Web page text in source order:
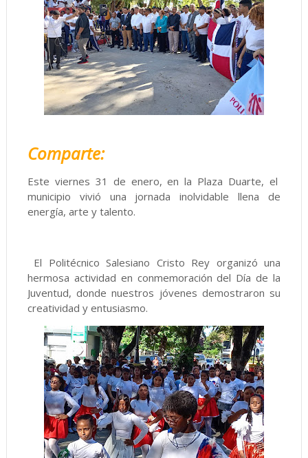
Comparte:
Este viernes 31 de enero, en la Plaza Duarte, el
municipio vivió una jornada inolvidable llena de
energía, arte y talento.
El Politécnico Salesiano Cristo Rey organizó una
hermosa actividad en conmemoración del Día de la
Juventud, donde nuestros jóvenes demostraron su
creatividad y entusiasmo.